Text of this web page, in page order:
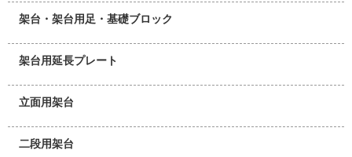
架台・架台用足・基礎ブロック
架台用延長プレート
立面用架台
二段用架台